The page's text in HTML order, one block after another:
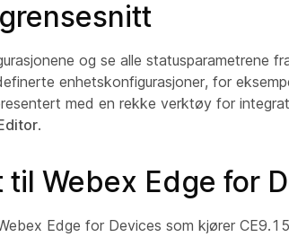
og se alle statusparametrene
enhetskonfigurasjoner, for
med en rekke verktøy for
.
Webex Edge for
Edge for Devices som kjører